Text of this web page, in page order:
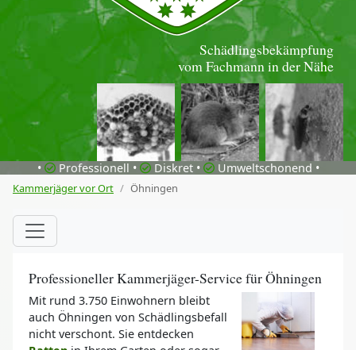
Schädlingsbekämpfung
vom Fachmann in der Nähe
• Professionell • Diskret • Umweltschonend •
Kammerjäger vor Ort Öhningen
Professioneller Kammerjäger-Service für Öhningen
Mit rund 3.750 Einwohnern bleibt
auch Öhningen von Schädlingsbefall
nicht verschont. Sie entdecken